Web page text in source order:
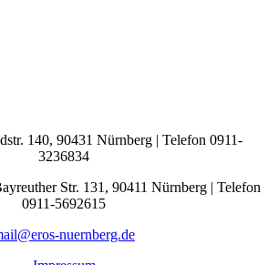
140, 90431 Nürnberg | Telefon 0911-
3236834
Str. 131, 90411 Nürnberg| Telefon
0911-5692615
nuernberg.de